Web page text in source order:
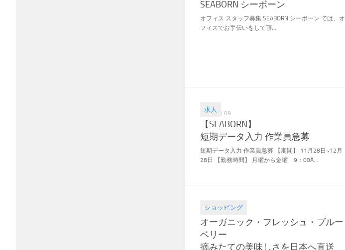
SEABORN シーボーン
オフィス スタッフ募集 SEABORN シーボーン では、オ
フィスでお手伝いをして頂...
求人
2018.11.09
【SEABORN】
短期データ入力 作業員急募
短期データ入力 作業員急募 【期間】 11月28日~12月
28日 【勤務時間】 月曜から金曜 9：00A...
ショッピング
2018.06.24
オーガニック・フレッシュ・ブルー
ベリー
摘みたての美味しさを日本へ直送